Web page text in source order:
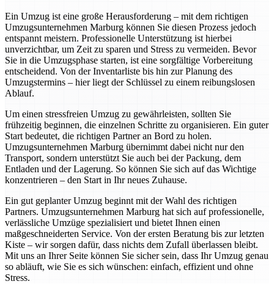
Ein Umzug ist eine große Herausforderung – mit dem richtigen
Umzugsunternehmen Marburg können Sie diesen Prozess jedoch
entspannt meistern. Professionelle Unterstützung ist hierbei
unverzichtbar, um Zeit zu sparen und Stress zu vermeiden. Bevor
Sie in die Umzugsphase starten, ist eine sorgfältige Vorbereitung
entscheidend. Von der Inventarliste bis hin zur Planung des
Umzugstermins – hier liegt der Schlüssel zu einem reibungslosen
Ablauf.
Um einen stressfreien Umzug zu gewährleisten, sollten Sie
frühzeitig beginnen, die einzelnen Schritte zu organisieren. Ein guter
Start bedeutet, die richtigen Partner an Bord zu holen.
Umzugsunternehmen Marburg übernimmt dabei nicht nur den
Transport, sondern unterstützt Sie auch bei der Packung, dem
Entladen und der Lagerung. So können Sie sich auf das Wichtige
konzentrieren – den Start in Ihr neues Zuhause.
Ein gut geplanter Umzug beginnt mit der Wahl des richtigen
Partners. Umzugsunternehmen Marburg hat sich auf professionelle,
verlässliche Umzüge spezialisiert und bietet Ihnen einen
maßgeschneiderten Service. Von der ersten Beratung bis zur letzten
Kiste – wir sorgen dafür, dass nichts dem Zufall überlassen bleibt.
Mit uns an Ihrer Seite können Sie sicher sein, dass Ihr Umzug genau
so abläuft, wie Sie es sich wünschen: einfach, effizient und ohne
Stress.